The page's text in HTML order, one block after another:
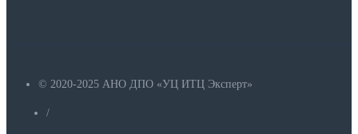
© 2020-2025 АНО ДПО «УЦ ИТЦ Эксперт»
/